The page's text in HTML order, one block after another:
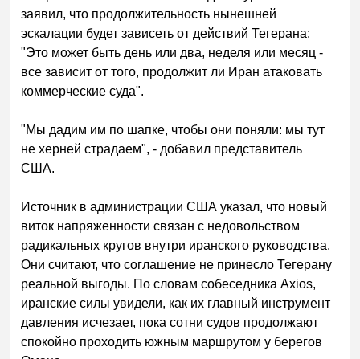
заявил, что продолжительность нынешней
эскалации будет зависеть от действий Тегерана:
"Это может быть день или два, неделя или месяц -
все зависит от того, продолжит ли Иран атаковать
коммерческие суда".
"Мы дадим им по шапке, чтобы они поняли: мы тут
не херней страдаем", - добавил представитель
США.
Источник в администрации США указал, что новый
виток напряженности связан с недовольством
радикальных кругов внутри иранского руководства.
Они считают, что соглашение не принесло Тегерану
реальной выгоды. По словам собеседника Axios,
иранские силы увидели, как их главный инструмент
давления исчезает, пока сотни судов продолжают
спокойно проходить южным маршрутом у берегов